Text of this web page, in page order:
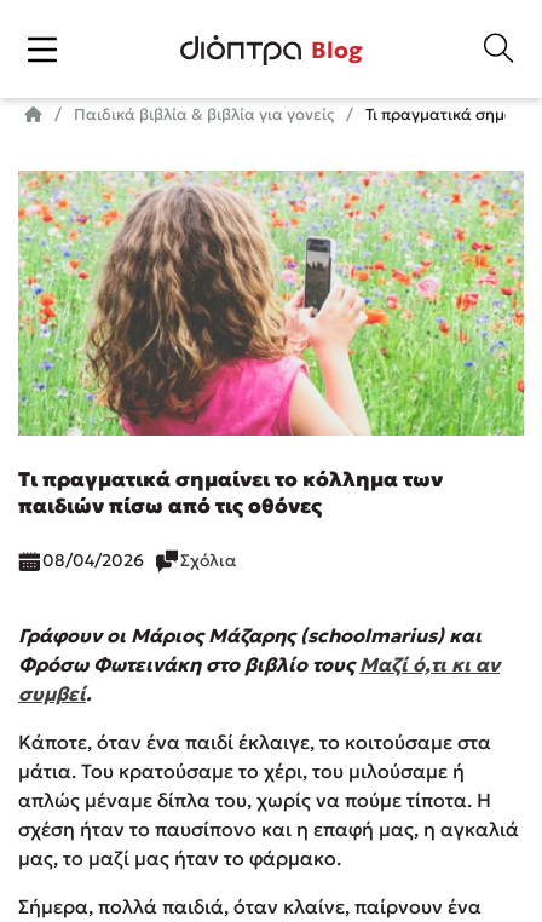
Blog
Παιδικά βιβλία & βιβλία για γονείς Τι πραγματικά
Τι πραγματικά σημαίνει το κόλλημα των
παιδιών πίσω από τις οθόνες
08/04/2026 Σχόλια
Γράφουν οι Μάριος Μάζαρης (schoolmarius) και
Φρόσω Φωτεινάκη στο βιβλίο τουςΜαζί ό,τι κι αν
συμβεί.
Κάποτε, όταν ένα παιδί έκλαιγε, το κοιτούσαμε στα
μάτια. Του κρατούσαμε το χέρι, του μιλούσαμε ή
απλώς μέναμε δίπλα του, χωρίς να πούμε τίποτα. Η
σχέση ήταν το παυσίπονο και η επαφή μας, η αγκαλιά
μας, το μαζί μας ήταν το φάρμακο.
Σήμερα, πολλά παιδιά, όταν κλαίνε, παίρνουν ένα